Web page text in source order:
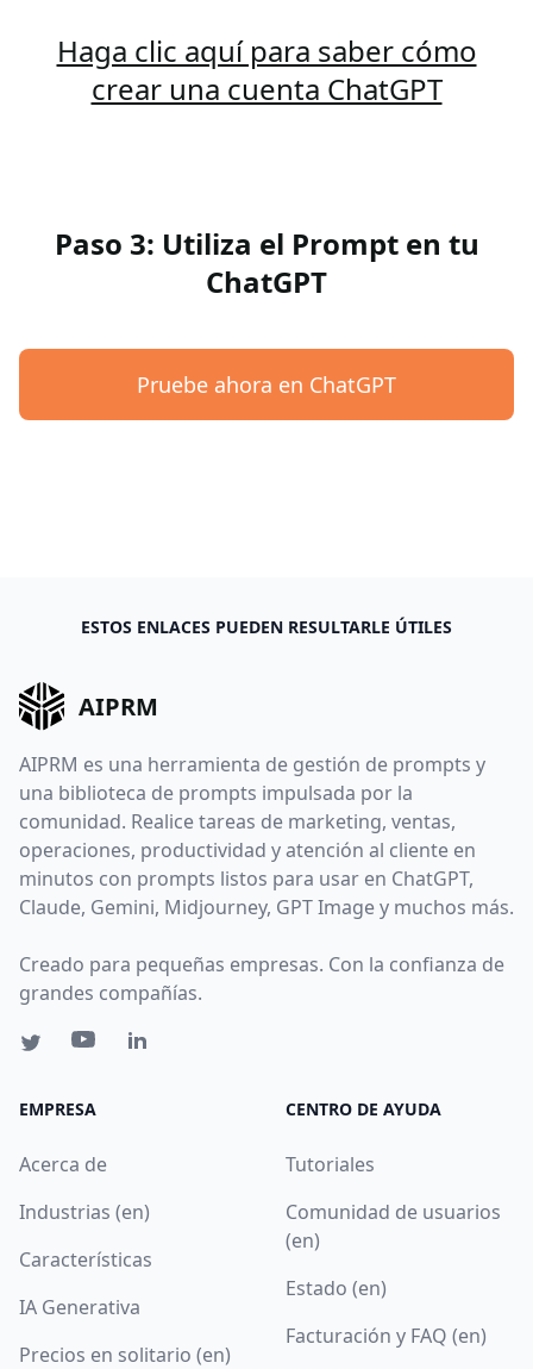
Haga clic aquí para saber cómo
crear una cuenta ChatGPT
Paso 3: Utiliza el Prompt en tu
ChatGPT
Pruebe ahora en ChatGPT
ESTOS ENLACES PUEDEN RESULTARLE ÚTILES
AIPRM
AIPRM es una herramienta de gestión de prompts y
una biblioteca de prompts impulsada por la
comunidad. Realice tareas de marketing, ventas,
operaciones, productividad y atención al cliente en
minutos con prompts listos para usar en ChatGPT,
Claude, Gemini, Midjourney, GPT Image y muchos más.
Creado para pequeñas empresas. Con la confianza de
grandes compañías.
EMPRESA
Acerca de
Industrias (en)
Características
IA Generativa
Precios en solitario (en)
CENTRO DE AYUDA
Tutoriales
Comunidad de usuarios
(en)
Estado (en)
Facturación y FAQ (en)